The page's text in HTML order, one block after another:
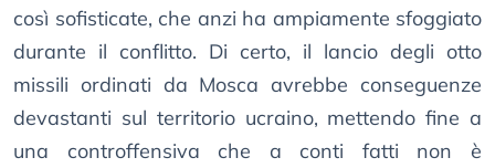
così sofisticate, che anzi ha ampiamente sfoggiato
durante il conflitto. Di certo, il lancio degli otto
missili ordinati da Mosca avrebbe conseguenze
devastanti sul territorio ucraino, mettendo fine a
una controffensiva che a conti fatti non è